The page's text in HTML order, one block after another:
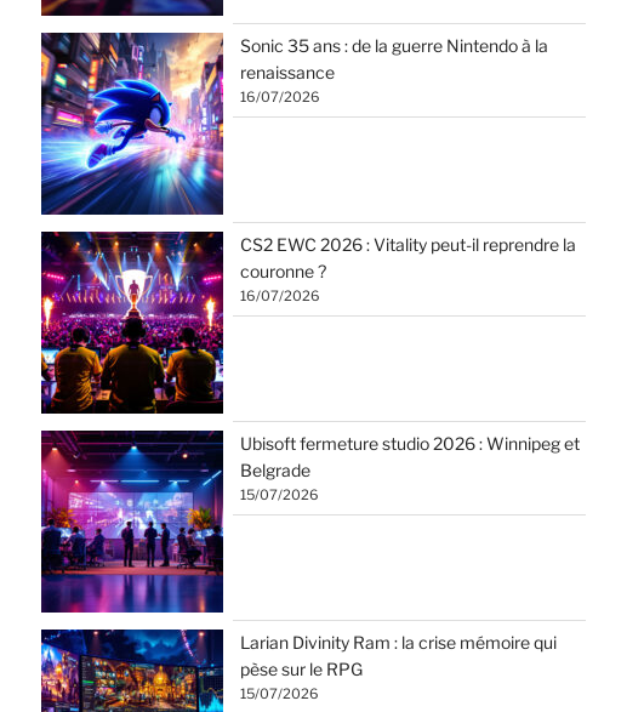
Sonic 35 ans : de la guerre Nintendo à la
renaissance
16/07/2026
CS2 EWC 2026 : Vitality peut-il reprendre la
couronne ?
16/07/2026
Ubisoft fermeture studio 2026 : Winnipeg et
Belgrade
15/07/2026
Larian Divinity Ram : la crise mémoire qui
pèse sur le RPG
15/07/2026